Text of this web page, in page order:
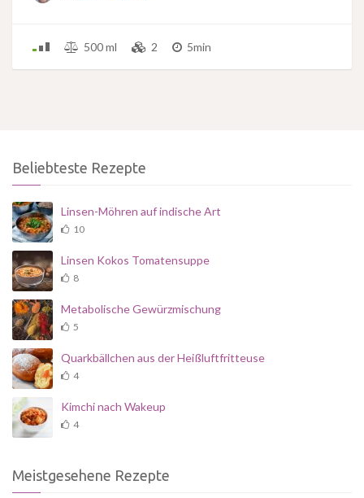
500 ml 2 5min
Beliebteste Rezepte
Linsen-Möhren auf indische Art
10
Linsen Kokos Tomatensuppe
8
Metabolische Gewürzmischung
5
Quarkbällchen aus der Heißluftfritteuse
4
Kimchi nach Wakeup
4
Meistgesehene Rezepte